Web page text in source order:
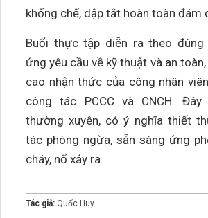
khống chế, dập tắt hoàn toàn đám
Buổi thực tập diễn ra theo đúng
ứng yêu cầu về kỹ thuật và an
cao nhận thức của công nhân
công tác PCCC và CNCH.
thường xuyên, có ý nghĩa thiết
tác phòng ngừa, sẵn sàng ứng
cháy, nổ xảy ra.
Tác giả: Quốc Huy